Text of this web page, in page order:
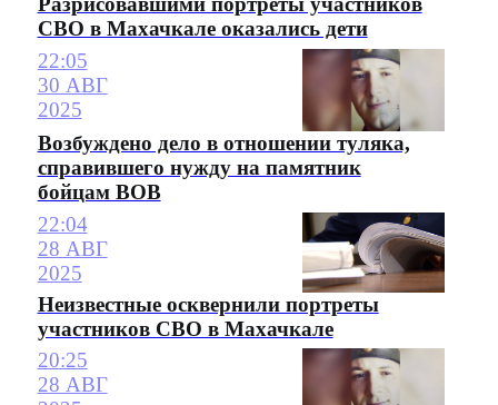
СВО в Махачкале оказались дети
22:05
30 АВГ
2025
Возбуждено дело в отношении туляка,
справившего нужду на памятник
бойцам ВОВ
22:04
28 АВГ
2025
Неизвестные осквернили портреты
участников СВО в Махачкале
20:25
28 АВГ